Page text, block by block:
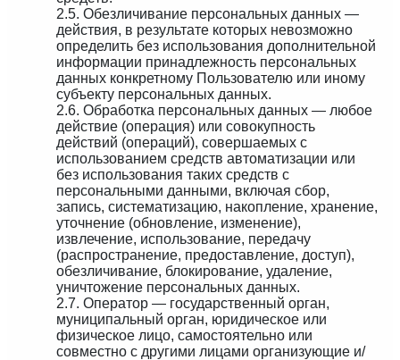
2.5. Обезличивание персональных данных —
действия, в результате которых невозможно
определить без использования дополнительной
информации принадлежность персональных
данных конкретному Пользователю или иному
субъекту персональных данных.
2.6. Обработка персональных данных — любое
действие (операция) или совокупность
действий (операций), совершаемых с
использованием средств автоматизации или
без использования таких средств с
персональными данными, включая сбор,
запись, систематизацию, накопление, хранение,
уточнение (обновление, изменение),
извлечение, использование, передачу
(распространение, предоставление, доступ),
обезличивание, блокирование, удаление,
уничтожение персональных данных.
2.7. Оператор — государственный орган,
муниципальный орган, юридическое или
физическое лицо, самостоятельно или
совместно с другими лицами организующие и/